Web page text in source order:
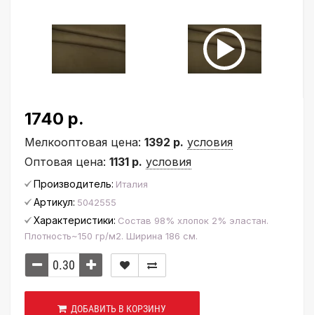
1740 р.
Мелкооптовая цена: 1392 р. условия
Оптовая цена: 1131 р. условия
Производитель: Италия
Артикул: 5042555
Характеристики: Состав 98% хлопок 2% эластан.
Плотность~150 гр/м2. Ширина 186 см.
ДОБАВИТЬ В КОРЗИНУ